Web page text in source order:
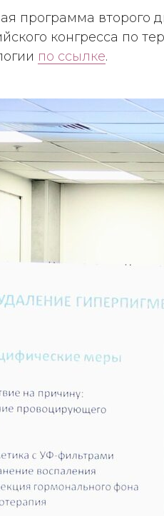
программа второго
конгресса по
по ссылке.